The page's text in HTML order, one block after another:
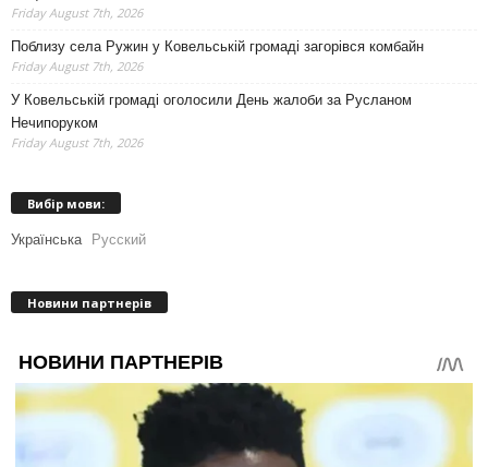
Friday August 7th, 2026
Поблизу села Ружин у Ковельській громаді загорівся комбайн
Friday August 7th, 2026
У Ковельській громаді оголосили День жалоби за Русланом
Нечипоруком
Friday August 7th, 2026
Вибір мови:
Українська Русский
Новини партнерів